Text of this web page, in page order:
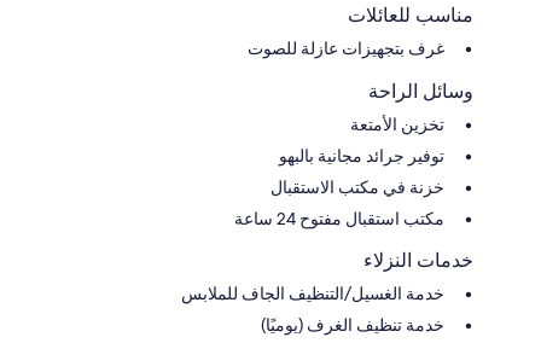
مناسب للعائلات
غرف بتجهيزات عازلة للصوت
وسائل الراحة
تخزين الأمتعة
توفير جرائد مجانية بالبهو
خزنة في مكتب الاستقبال
مكتب استقبال مفتوح 24 ساعة
خدمات النزلاء
خدمة الغسيل/التنظيف الجاف للملابس
خدمة تنظيف الغرف (يوميًا)